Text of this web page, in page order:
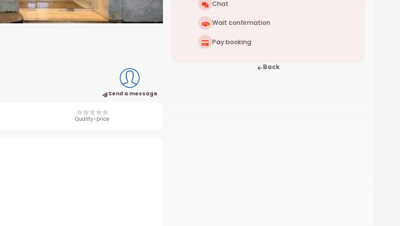
Send a message
Quality-price
Chat
Wait confirmation
Pay booking
Back